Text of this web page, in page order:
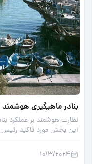
بنادر ماهیگیری
نظارت هوشمند بر عملکرد
این بخش مورد تاکید رئیس
10/3/2024